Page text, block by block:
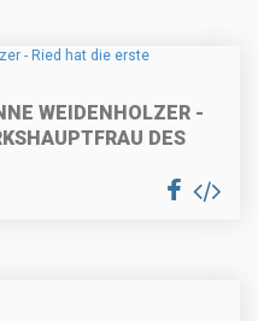
WEIDENHOLZER -
DES